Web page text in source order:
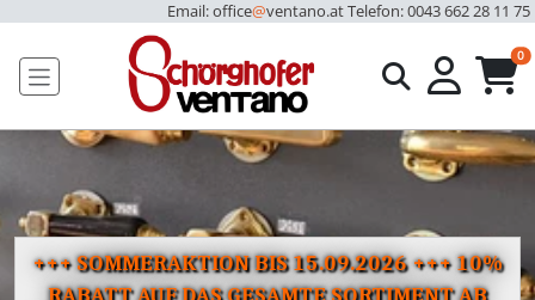
Email: office@ventano.atTelefon: 0043 662 28 11 75
0
+++ SOMMERAKTION BIS 15.09.2026 +++ 10%